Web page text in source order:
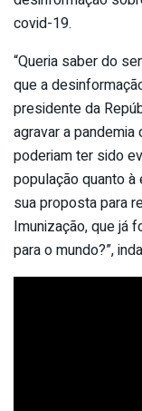
covid-19.
“Queria saber do
que a
presidente da
agravar a
poderiam ter sido
população quanto
sua proposta para
Imunização, que já
para o mundo?”,